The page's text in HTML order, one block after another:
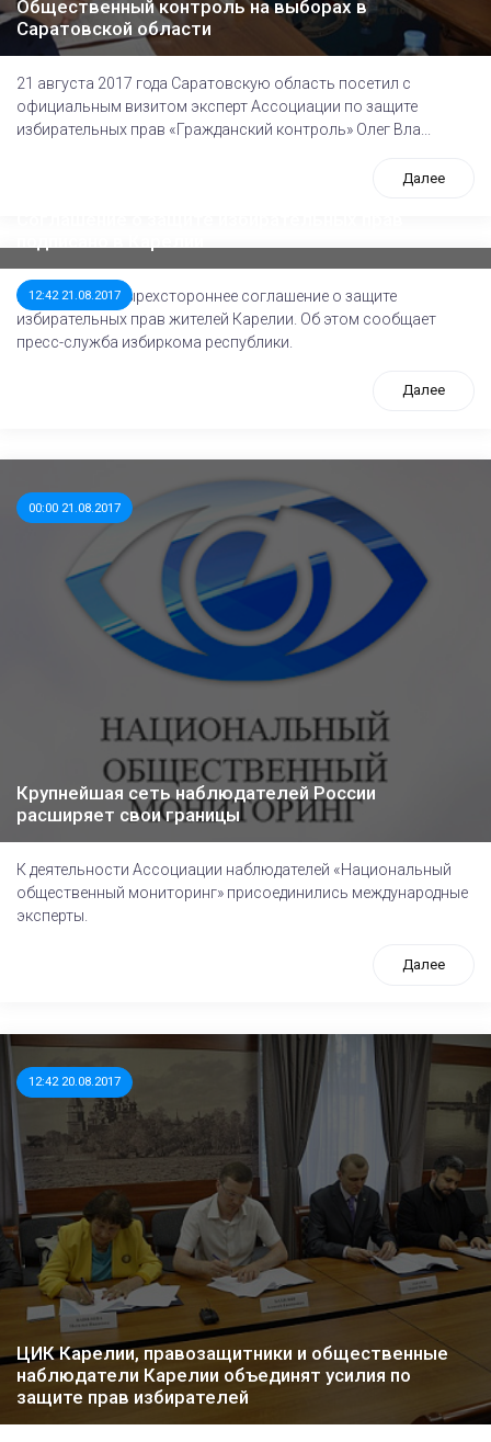
Общественный контроль на выборах в
Саратовской области
21 августа 2017 года Саратовскую область посетил с
официальным визитом эксперт Ассоциации по защите
избирательных прав «Гражданский контроль» Олег Вла...
Далее
12:42 21.08.2017
Подписано четырехстороннее соглашение о защите
избирательных прав жителей Карелии. Об этом сообщает
пресс-служба избиркома республики.
Далее
00:00 21.08.2017
Крупнейшая сеть наблюдателей России
расширяет свои границы
К деятельности Ассоциации наблюдателей «Национальный
общественный мониторинг» присоединились международные
эксперты.
Далее
12:42 20.08.2017
ЦИК Карелии, правозащитники и общественные
наблюдатели Карелии объединят усилия по
защите прав избирателей